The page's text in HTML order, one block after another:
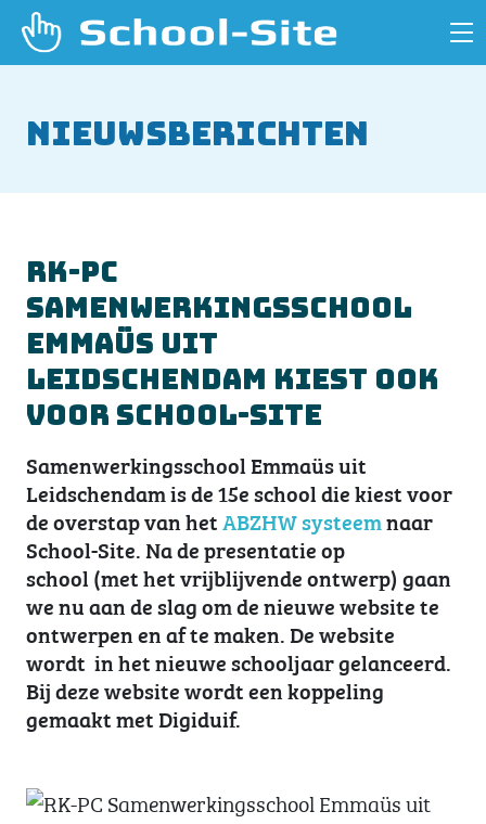
Nieuwsberichten
RK-PC
Samenwerkingsschool
Emmaüs uit
Leidschendam kiest ook
voor School-Site
Samenwerkingsschool Emmaüs uit
Leidschendam is de 15e school die kiest voor
de overstap van hetABZHW systeemnaar
School-Site. Na de presentatie op
school (met het vrijblijvende ontwerp) gaan
we nu aan de slag om de nieuwe website te
ontwerpen en af te maken. De website
wordt in het nieuwe schooljaar gelanceerd.
Bij deze website wordt een koppeling
gemaakt met Digiduif.